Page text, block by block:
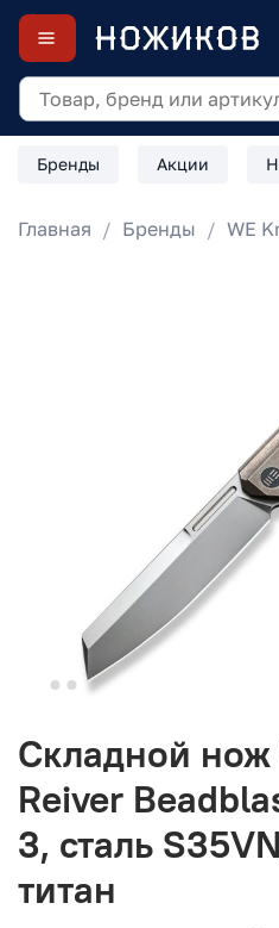
Бренды Акции
Главная Бренды WE
Складной нож
Reiver
3, сталь
титан